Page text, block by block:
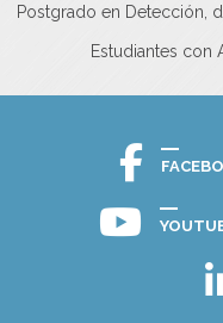
Postgrado en Detección,
Estudiantes con